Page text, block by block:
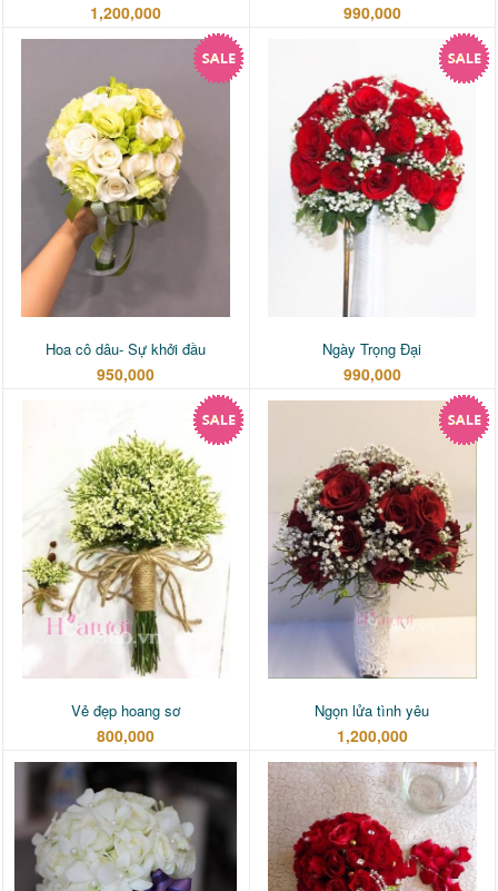
1,200,000 990,000
Hoa cô dâu- Sự khởi đầu
950,000
Ngày Trọng Đại
990,000
Vẻ đẹp hoang sơ
800,000
Ngọn lửa tình yêu
1,200,000